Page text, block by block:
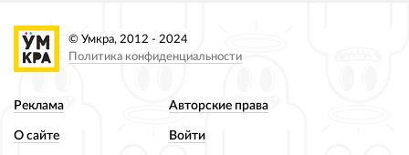
Реклама Авторские права
О сайте Войти
© Умкра, 2012 - 2024
Политика конфиденциальности